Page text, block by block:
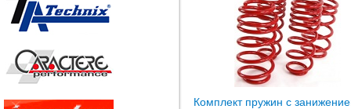
Комплект пружин с